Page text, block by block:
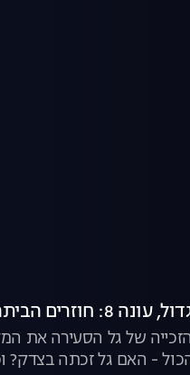
8: חוזרים הביתה
של גל הסעירה את
- האם גל זכתה בצדק?